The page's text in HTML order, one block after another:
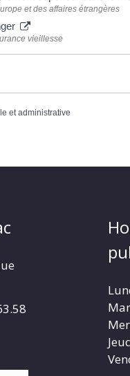
et des affaires étrangères
vieillesse
et administrative